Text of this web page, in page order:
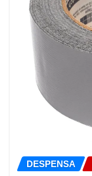
DESPENSA